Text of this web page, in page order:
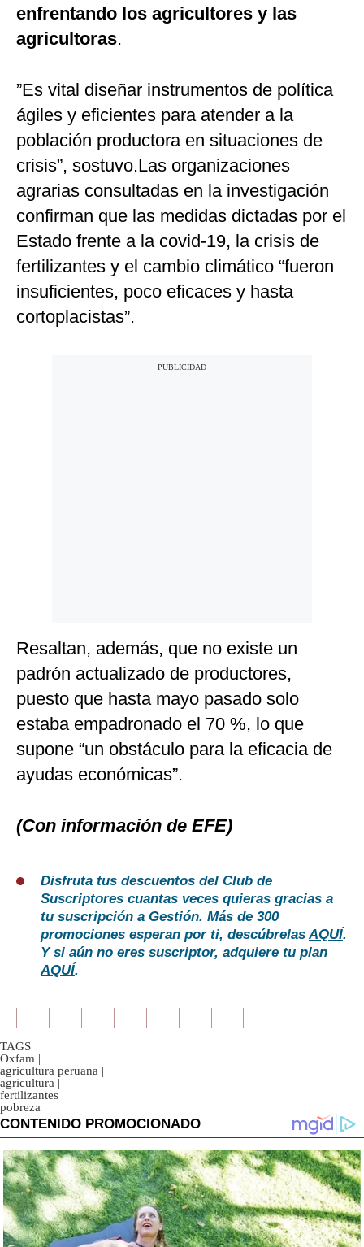
enfrentando los agricultores y las
agricultoras.
”Es vital diseñar instrumentos de política
ágiles y eficientes para atender a la
población productora en situaciones de
crisis”, sostuvo.Las organizaciones
agrarias consultadas en la investigación
confirman que las medidas dictadas por el
Estado frente a la covid-19, la crisis de
fertilizantes y el cambio climático “fueron
insuficientes, poco eficaces y hasta
cortoplacistas”.
Resaltan, además, que no existe un
padrón actualizado de productores,
puesto que hasta mayo pasado solo
estaba empadronado el 70 %, lo que
supone “un obstáculo para la eficacia de
ayudas económicas”.
(Con información de EFE)
Disfruta tus descuentos del Club de
Suscriptores cuantas veces quieras gracias a
tu suscripción a Gestión. Más de 300
promociones esperan por ti, descúbrelasAQUÍ.
Y si aún no eres suscriptor, adquiere tu plan
AQUÍ.
TAGS
Oxfam |
agricultura peruana |
agricultura |
fertilizantes |
pobreza